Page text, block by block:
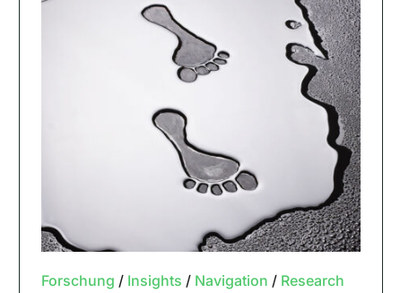
Forschung / Insights / Navigation / Research